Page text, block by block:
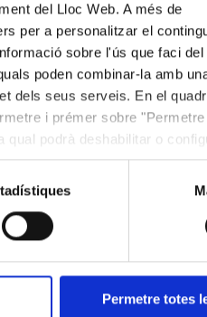
del Lloc Web. A més de
per a personalitzar el
sobre l'ús que faci del
poden combinar-la amb
dels seus serveis. En el
i prémer sobre
qual podrà deshabilitar o
Permetre totes
matinal), amb un concert de
barroca, amb quatre
el Divertimento núm. 1 en
Entrant en l’època romàntica,
per a cambra. El trio tancarà el